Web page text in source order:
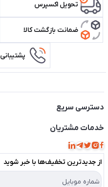
تحویل اکسپرس
ضمانت بازگشت کالا
پشتیبانی ۲۴ ساعته
دسترسی سریع
حساب کاربری
مجله فروشگاه
لیست محصولات
درباره ما
خدمات مشتریان
قوانین و مقررات
حریم خصوصی
راهنما
از جدید‌ترین تخفیف‌ها با‌ خبر شوید